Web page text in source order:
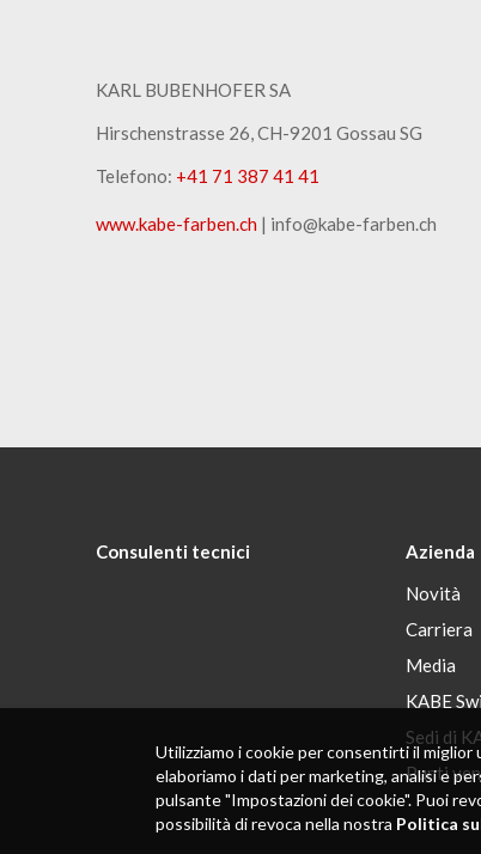
KARL BUBENHOFER SA
Hirschenstrasse 26, CH-9201 Gossau SG
Telefono: +41 71 387 41 41
www.kabe-farben.ch | info@kabe-farben.ch
Consulenti tecnici
Azienda
Novità
Carriera
Media
KABE
Sedi di
Punti
Utilizziamo i cookie per consentirti il
elaboriamo i dati per marketing, analisi e
pulsante "Impostazioni dei cookie". Puoi
possibilità di revoca nella nostra Politica